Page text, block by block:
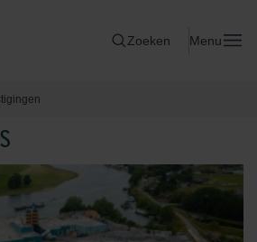
Zoeken Menu